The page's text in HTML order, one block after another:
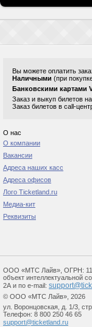
Вы можете оплатить
Наличными (при
Банковскими картами
Заказ и выкуп билетов
Заказ билетов в call-
О нас
О компании
Вакансии
Адреса наших касс
Адреса офисов
Лого Ticketland.ru
Медиа-кит
Реквизиты
ООО «МТС Лайв», ОГРН:
объект интеллектуальной
2А и по e-mail:
© ООО «МТС Лайв», 2026
ул. Воронцовская, д. 1/3,
Телефон: 8 800 250 46 65
support@ticketland.ru